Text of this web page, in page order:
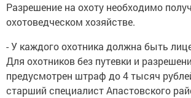
Разрешение на охоту необходимо
охотоведческом хозяйстве.
- У каждого охотника должна быть
Для охотников без путевки и
предусмотрен штраф до 4 тысяч
старший специалист Апастовского